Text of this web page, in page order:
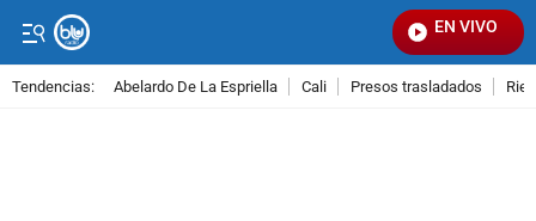
EN VIVO
Tendencias: Abelardo De La Espriella Cali Presos trasladados